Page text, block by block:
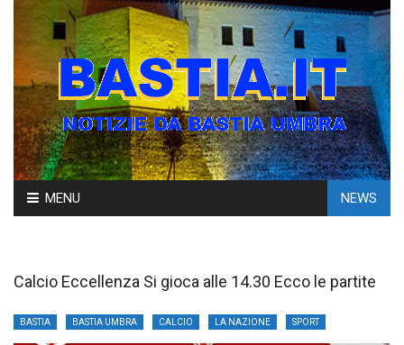
Skip
to
MENU NEWS
Calcio Eccellenza Si gioca alle 14.30 Ecco le partite
BASTIA BASTIA UMBRA CALCIO LA NAZIONE SPORT